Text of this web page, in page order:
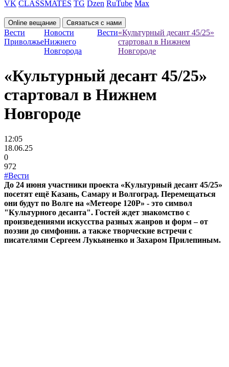
VK CLASSMATES TG Dzen RuTube Max
Online вещание Связаться с нами
Вести
Приволжье
Новости
Нижнего
Новгорода
Вести«Культурный десант 45/25»
стартовал в Нижнем
Новгороде
«Культурный десант 45/25»
стартовал в Нижнем
Новгороде
12:05
18.06.25
0
972
#Вести
До 24 июня участники проекта «Культурный десант 45/25»
посетят ещё Казань, Самару и Волгоград. Перемещаться
они будут по Волге на «Метеоре 120Р» - это символ
"Культурного десанта". Гостей ждет знакомство с
произведениями искусства разных жанров и форм – от
поэзии до симфонии. а также творческие встречи с
писателями Сергеем Лукьяненко и Захаром Прилепиным.